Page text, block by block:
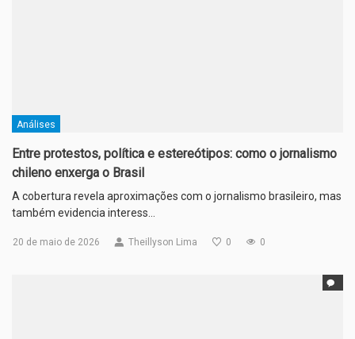
Análises
Entre protestos, política e estereótipos: como o jornalismo
chileno enxerga o Brasil
A cobertura revela aproximações com o jornalismo brasileiro, mas
também evidencia interess…
20 de maio de 2026 Theillyson Lima 0 0